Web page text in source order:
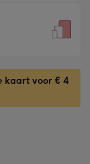
kaart voor € 4